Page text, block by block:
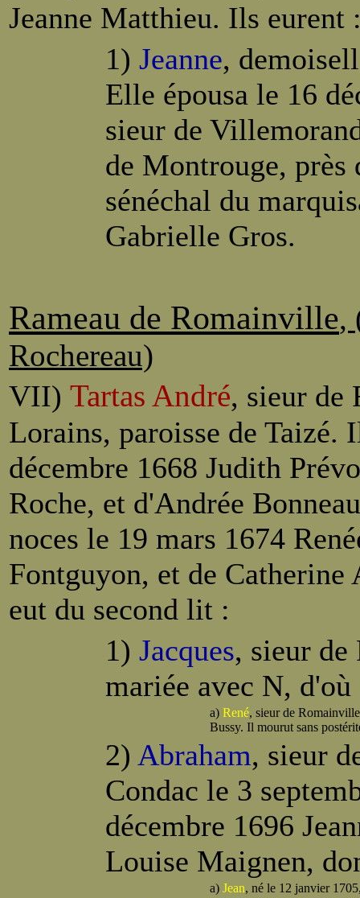
Jeanne Matthieu. Ils eurent
1) Jeanne,
Elle épousa le 16
sieur de
de Montrouge,
sénéchal du
Gabrielle Gros.
Rameau de Romainville,
Rochereau)
VII) Tartas André, sieur de
Lorains, paroisse de Taizé.
décembre 1668 Judith
Roche, et d'Andrée
noces le 19 mars 1674
Fontguyon, et de
eut du second lit :
1) Jacques, sieur
mariée avec N, d'où
a) René, sieur de
Bussy. Il mourut sans
2) Abraham, sieur
Condac le 3
décembre 1696
Louise Maignen,
a) Jean, né le 12 janvier